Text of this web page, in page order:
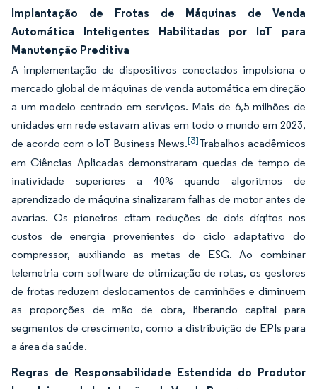
Implantação de Frotas de Máquinas de Venda
Automática Inteligentes Habilitadas por IoT para
Manutenção Preditiva
A implementação de dispositivos conectados impulsiona o
mercado global de máquinas de venda automática em direção
a um modelo centrado em serviços. Mais de 6,5 milhões de
unidades em rede estavam ativas em todo o mundo em 2023,
de acordo com o IoT Business News.[3]Trabalhos acadêmicos
em Ciências Aplicadas demonstraram quedas de tempo de
inatividade superiores a 40% quando algoritmos de
aprendizado de máquina sinalizaram falhas de motor antes de
avarias. Os pioneiros citam reduções de dois dígitos nos
custos de energia provenientes do ciclo adaptativo do
compressor, auxiliando as metas de ESG. Ao combinar
telemetria com software de otimização de rotas, os gestores
de frotas reduzem deslocamentos de caminhões e diminuem
as proporções de mão de obra, liberando capital para
segmentos de crescimento, como a distribuição de EPIs para
a área da saúde.
Regras de Responsabilidade Estendida do Produtor